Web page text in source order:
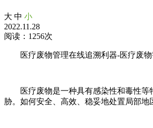
大 中 小
2022.11.28
阅读：1256次
医疗废物管理在线追溯利器-医疗废物
医疗废物是一种具有感染性和毒性等特
胁。如何安全、高效、稳妥地处置局部地